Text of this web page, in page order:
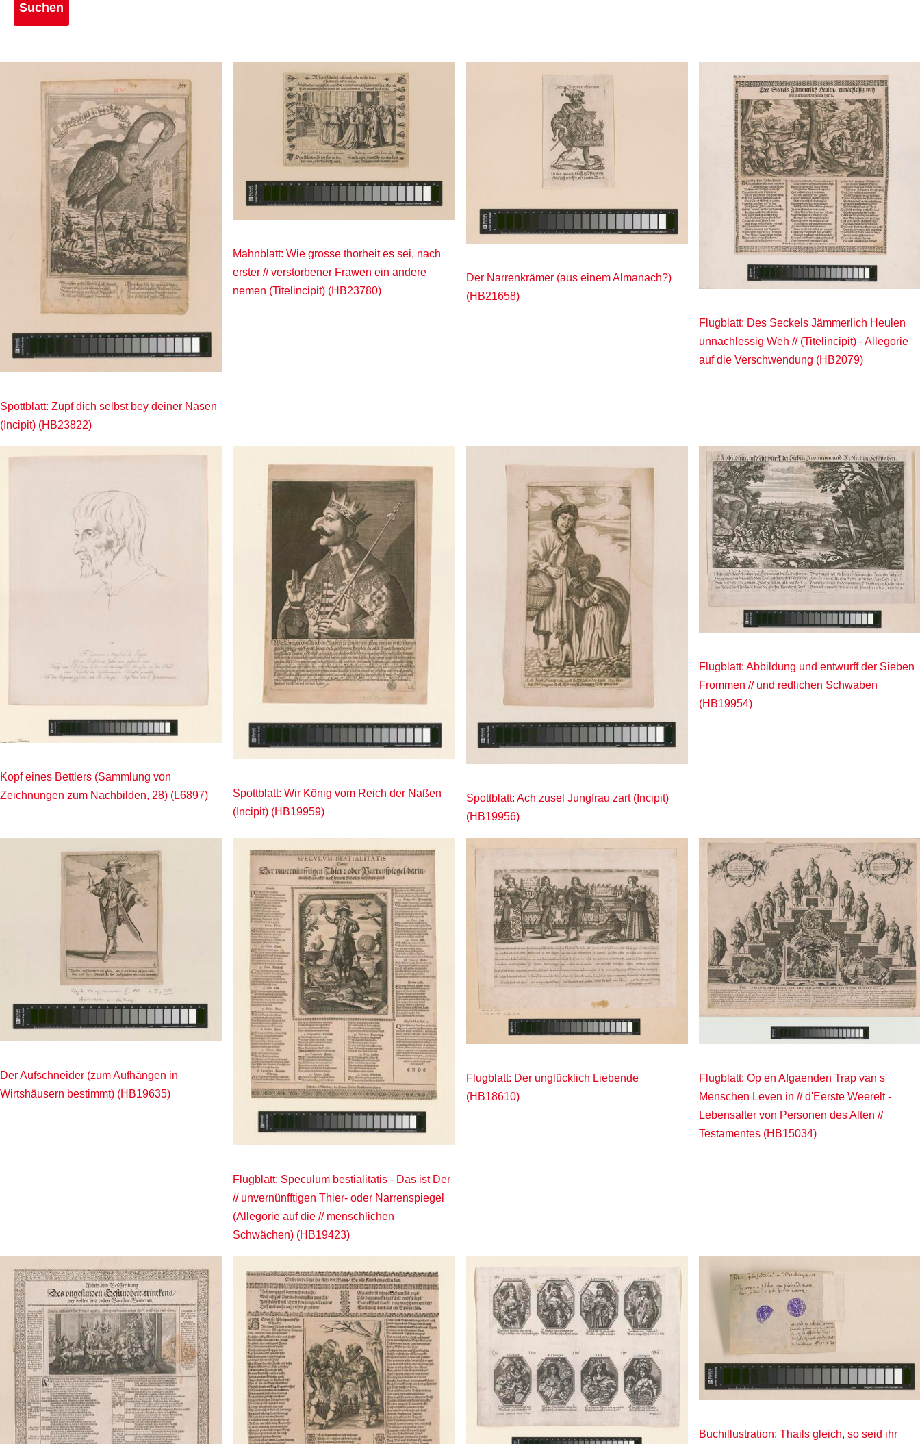
Spottblatt: Zupf dich selbst bey deiner Nasen
(Incipit) (HB23822)
Mahnblatt: Wie grosse thorheit es sei, nach
erster // verstorbener Frawen ein andere
nemen (Titelincipit) (HB23780)
Der Narrenkrämer (aus einem Almanach?)
(HB21658)
Flugblatt: Des Seckels Jämmerlich Heulen
unnachlessig Weh // (Titelincipit) - Allegorie
auf die Verschwendung (HB2079)
Kopf eines Bettlers (Sammlung von
Zeichnungen zum Nachbilden, 28) (L6897)
Spottblatt: Wir König vom Reich der Naßen
(Incipit) (HB19959)
Spottblatt: Ach zusel Jungfrau zart (Incipit)
(HB19956)
Flugblatt: Abbildung und entwurff der Sieben
Frommen // und redlichen Schwaben
(HB19954)
Der Aufschneider (zum Aufhängen in
Wirtshäusern bestimmt) (HB19635)
Flugblatt: Speculum bestialitatis - Das ist Der
// unvernünfftigen Thier- oder Narrenspiegel
(Allegorie auf die // menschlichen
Schwächen) (HB19423)
Flugblatt: Der unglücklich Liebende
(HB18610)
Flugblatt: Op en Afgaenden Trap van s'
Menschen Leven in // d'Eerste Weerelt -
Lebensalter von Personen des Alten //
Testamentes (HB15034)
Buchillustration: Thails gleich, so seid ihr